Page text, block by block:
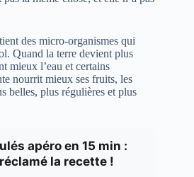
des micro-organismes qui
Quand la terre devient plus
mieux l’eau et certains
nourrit mieux ses fruits, les
belles, plus régulières et plus
apéro en 15 min :
la recette !